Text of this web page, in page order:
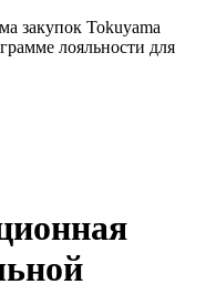
закупок Tokuyama
лояльности для